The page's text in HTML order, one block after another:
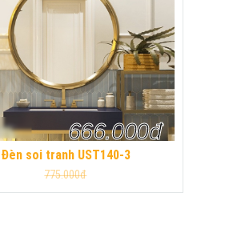
Đèn soi tranh UST140-3
666.000đ
775.000đ